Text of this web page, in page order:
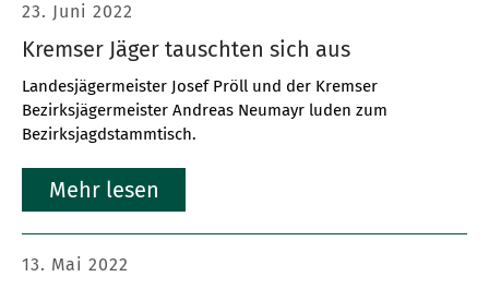
Kremser Jäger tauschten sich aus
Landesjägermeister Josef Pröll und der Kremser
Bezirksjägermeister Andreas Neumayr luden zum
Bezirksjagdstammtisch.
23. Juni 2022
Mehr lesen
13. Mai 2022